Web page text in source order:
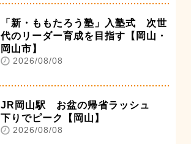
「新・ももたろう塾」入塾式 次世
代のリーダー育成を目指す【岡山・
岡山市】
2026/08/08
JR岡山駅 お盆の帰省ラッシュ
下りでピーク【岡山】
2026/08/08